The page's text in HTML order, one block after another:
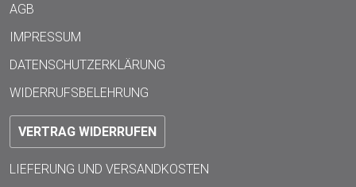
AGB
IMPRESSUM
DATENSCHUTZERKLÄRUNG
WIDERRUFSBELEHRUNG
VERTRAG WIDERRUFEN
LIEFERUNG UND VERSANDKOSTEN